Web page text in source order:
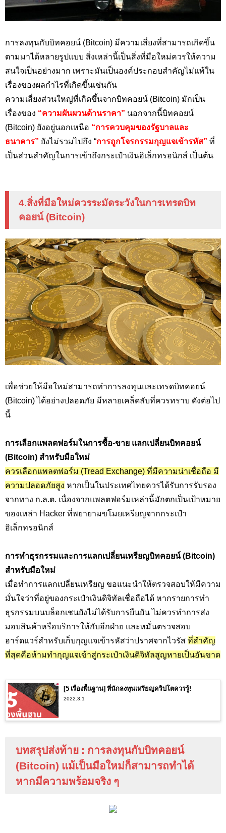
การลงทุนกับบิทคอยน์ (Bitcoin) มีความเสี่ยงที่สามารถเกิดขึ้น
ตามมาได้หลายรูปแบบ สิ่งเหล่านี้เป็นสิ่งที่มือใหม่ควรให้ความ
สนใจเป็นอย่างมาก เพราะมันเป็นองค์ประกอบสำคัญไม่แพ้ใน
เรื่องของผลกำไรที่เกิดขึ้นเช่นกัน
ความเสี่ยงส่วนใหญ่ที่เกิดขึ้นจากบิทคอยน์ (Bitcoin) มักเป็น
เรื่องของ “ความผันผวนด้านราคา” นอกจากนี้บิทคอยน์
(Bitcoin) ยังอยู่นอกเหนือ “การควบคุมของรัฐบาลและ
ธนาคาร” ยังไม่รวมไปถึง “การถูกโจรกรรมกุญแจเข้ารหัส” ที่
เป็นส่วนสำคัญในการเข้าถึงกระเป๋าเงินอิเล็กทรอนิกส์ เป็นต้น
4.สิ่งที่มือใหม่ควรระมัดระวังในการเทรดบิท
คอยน์ (Bitcoin)
เพื่อช่วยให้มือใหม่สามารถทำการลงทุนและเทรดบิทคอยน์
(Bitcoin) ได้อย่างปลอดภัย มีหลายเคล็ดลับที่ควรทราบ ดังต่อไป
นี้
การเลือกแพลตฟอร์มในการซื้อ-ขาย แลกเปลี่ยนบิทคอยน์
(Bitcoin) สำหรับมือใหม่
ควรเลือกแพลตฟอร์ม (Tread Exchange) ที่มีความน่าเชื่อถือ มี
ความปลอดภัยสูง หากเป็นในประเทศไทยควรได้รับการรับรอง
จากทาง ก.ล.ต. เนื่องจากแพลตฟอร์มเหล่านี้มักตกเป็นเป้าหมาย
ของเหล่า Hacker ที่พยายามขโมยเหรียญจากกระเป๋า
อิเล็กทรอนิกส์
การทำธุรกรรมและการแลกเปลี่ยนเหรียญบิทคอยน์ (Bitcoin)
สำหรับมือใหม่
เมื่อทำการแลกเปลี่ยนเหรียญ ขอแนะนำให้ตรวจสอบให้มีความ
มั่นใจว่าที่อยู่ของกระเป๋าเงินดิจิทัลเชื่อถือได้ หากรายการทำ
ธุรกรรมบนบล็อกเชนยังไม่ได้รับการยืนยัน ไม่ควรทำการส่ง
มอบสินค้าหรือบริการให้กับอีกฝ่าย และหมั่นตรวจสอบ
ฮาร์ดแวร์สำหรับเก็บกุญแจเข้ารหัสว่าปราศจากไวรัส ที่สำคัญ
ที่สุดคือห้ามทำกุญแจเข้าสู่กระเป๋าเงินดิจิทัลสูญหายเป็นอันขาด
[5 เรื่องพื้นฐาน] ที่นักลงทุนเหรียญคริปโตควรรู้!
2022.3.1
บทสรุปส่งท้าย : การลงทุนกับบิทคอยน์
(Bitcoin) แม้เป็นมือใหม่ก็สามารถทำได้
หากมีความพร้อมจริง ๆ